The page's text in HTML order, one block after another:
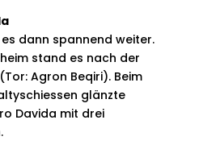
dann spannend weiter.
stand es nach der
Agron Beqiri). Beim
glänzte
Davida mit drei